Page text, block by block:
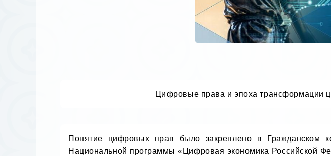
Цифровые права и эпоха трансформации
Понятие цифровых прав было закреплено в
Национальной программы «Цифровая экономика Российской